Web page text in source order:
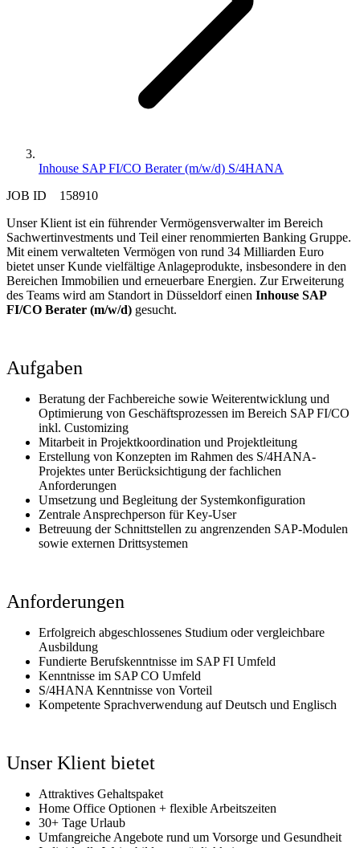
Inhouse SAP FI/CO Berater (m/w/d) S/4HANA
JOB ID 158910
Unser Klient ist ein führender Vermögensverwalter im Bereich
Sachwertinvestments und Teil einer renommierten Banking Gruppe.
Mit einem verwalteten Vermögen von rund 34 Milliarden Euro
bietet unser Kunde vielfältige Anlageprodukte, insbesondere in den
Bereichen Immobilien und erneuerbare Energien. Zur Erweiterung
des Teams wird am Standort in Düsseldorf einen Inhouse SAP
FI/CO Berater (m/w/d) gesucht.
Aufgaben
Beratung der Fachbereiche sowie Weiterentwicklung und
Optimierung von Geschäftsprozessen im Bereich SAP FI/CO
inkl. Customizing
Mitarbeit in Projektkoordination und Projektleitung
Erstellung von Konzepten im Rahmen des S/4HANA-
Projektes unter Berücksichtigung der fachlichen
Anforderungen
Umsetzung und Begleitung der Systemkonfiguration
Zentrale Ansprechperson für Key-User
Betreuung der Schnittstellen zu angrenzenden SAP-Modulen
sowie externen Drittsystemen
Anforderungen
Erfolgreich abgeschlossenes Studium oder vergleichbare
Ausbildung
Fundierte Berufskenntnisse im SAP FI Umfeld
Kenntnisse im SAP CO Umfeld
S/4HANA Kenntnisse von Vorteil
Kompetente Sprachverwendung auf Deutsch und Englisch
Unser Klient bietet
Attraktives Gehaltspaket
Home Office Optionen + flexible Arbeitszeiten
30+ Tage Urlaub
Umfangreiche Angebote rund um Vorsorge und Gesundheit